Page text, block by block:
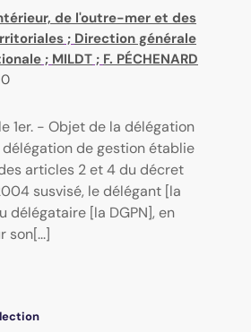
de l'outre-mer et des
; Direction générale
; MILDT ; F. PÉCHENARD
1er. - Objet de la délégation
de gestion établie
articles 2 et 4 du décret
susvisé, le délégant [la
délégataire [la DGPN], en
son[...]